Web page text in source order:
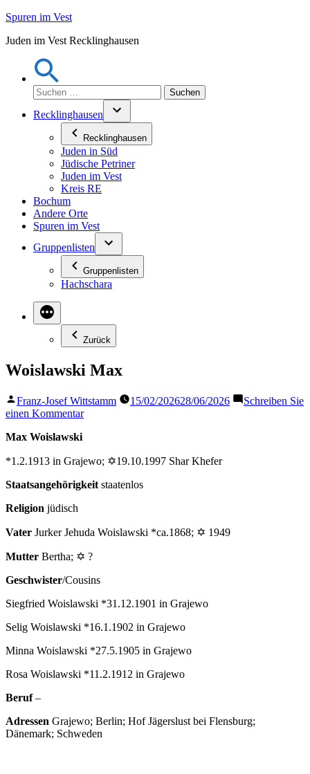
Zum
springen
Spuren im Vest
Juden im Vest Recklinghausen
Suchen
nach:
Recklinghausen
Recklinghausen
Juden in Süd
Jüdische Petriner
Juden im Vest
Kreis RE
Bochum
Andere Orte
Spuren im Vest
Gruppenlisten
Gruppenlisten
Hachschara
Zurück
Woislawski Max
Veröffentlicht
von
Franz-Josef Wittstamm 15/02/202628/06/2026
Schreiben Sie
einen Kommentarzu
Max Woislawski
*1.2.1913 in Grajewo; ✡19.10.1997 Shar Khefer
Staatsangehörigkeit staatenlos
Religion jüdisch
Vater Jurker Jehuda Woislawski *ca.1868; ✡ 1949
Mutter Bertha; ✡ ?
Geschwister/Cousins
Siegfried Woislawski *31.12.1901 in Grajewo
Selig Woislawski *16.1.1902 in Grajewo
Minna Woislawski *27.5.1905 in Grajewo
Rosa Woislawski *11.2.1912 in Grajewo
Beruf–
Adressen Grajewo; Berlin; Hof Jägerslust bei Flensburg;
Dänemark; Schweden